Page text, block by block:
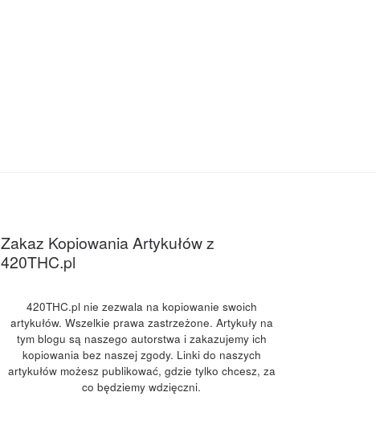
Zakaz Kopiowania Artykułów z
420THC.pl
420THC.pl nie zezwala na kopiowanie swoich
artykułów. Wszelkie prawa zastrzeżone. Artykuły na
tym blogu są naszego autorstwa i zakazujemy ich
kopiowania bez naszej zgody. Linki do naszych
artykułów możesz publikować, gdzie tylko chcesz, za
co będziemy wdzięczni.